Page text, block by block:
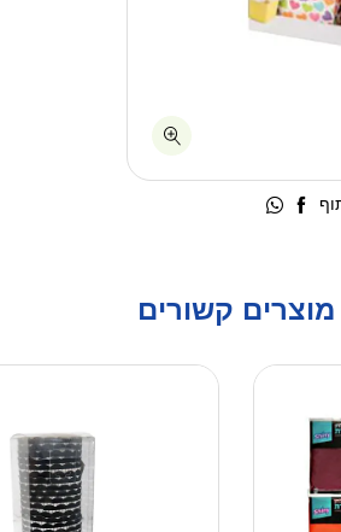
מוצרים קשורים